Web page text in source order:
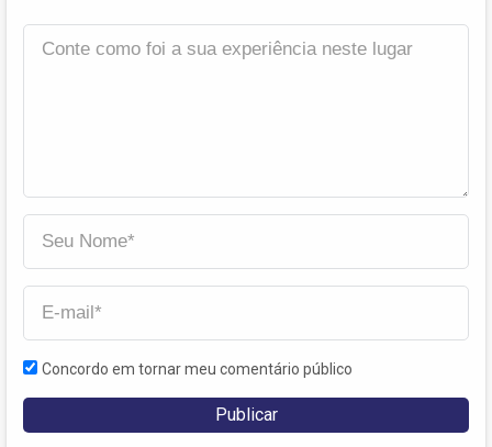
Concordo em tornar meu comentário público